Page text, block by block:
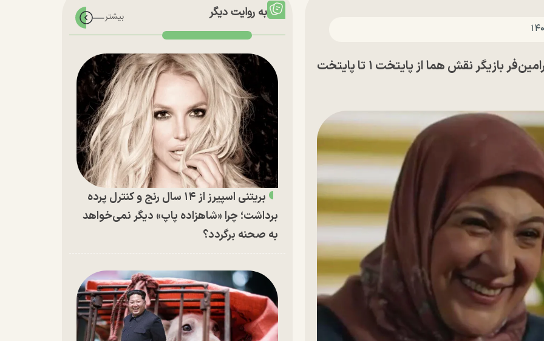
عکس | تونل زمان؛ تغییر چهره ریما رامین‌فر بازیگر نقش هما از پایتخت ۱ تا پایتخت
به روایت دیگر
بریتنی اسپیرز از ۱۴ سال رنج و کنترل پرده
برداشت؛ چرا «شاهزاده پاپ» دیگر نمی‌خواهد
به صحنه برگردد؟